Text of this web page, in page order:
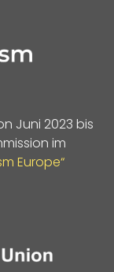
Juni 2023 bis
im
Europe“